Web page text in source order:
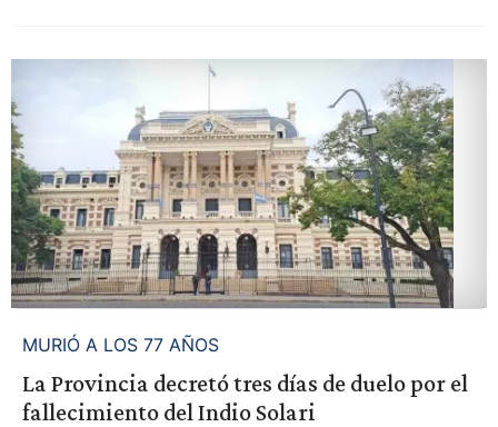
MURIÓ A LOS 77 AÑOS
La Provincia decretó tres días de duelo por el
fallecimiento del Indio Solari